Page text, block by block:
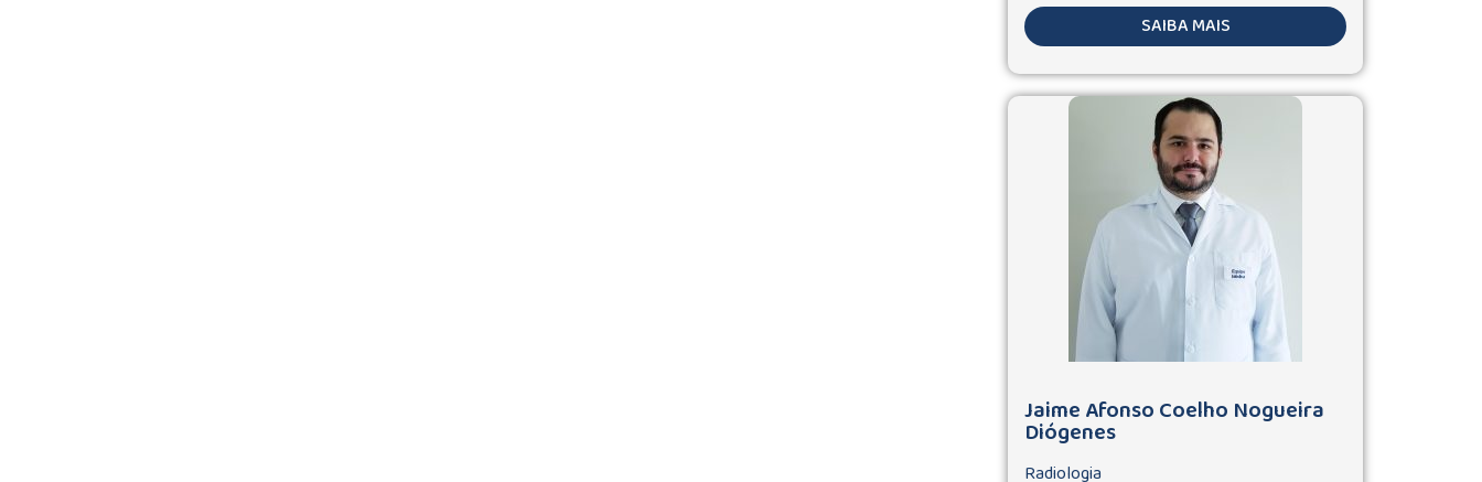
SAIBA MAIS
Jaime Afonso Coelho Nogueira
Diógenes
Radiologia